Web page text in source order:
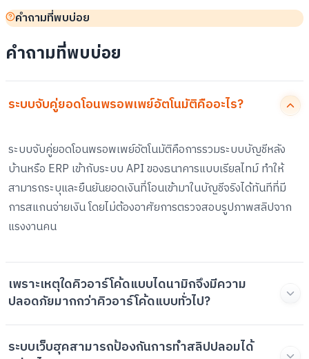
คำถามที่พบบ่อย
คำถามที่พบบ่อย
ระบบจับคู่ยอดโอนพรอพเพย์อัตโนมัติคืออะไร?
ระบบจับคู่ยอดโอนพรอพเพย์อัตโนมัติคือการรวมระบบบัญชีหลัง
บ้านหรือ ERP เข้ากับระบบ API ของธนาคารแบบเรียลไทม์ ทำให้
สามารถระบุและยืนยันยอดเงินที่โอนเข้ามาในบัญชีจริงได้ทันทีที่มี
การสแกนจ่ายเงิน โดยไม่ต้องอาศัยการตรวจสอบรูปภาพสลิปจาก
แรงงานคน
เพราะเหตุใดคิวอาร์โค้ดแบบไดนามิกจึงมีความ
ปลอดภัยมากกว่าคิวอาร์โค้ดแบบทั่วไป?
ระบบเว็บฮุคสามารถป้องกันการทำสลิปปลอมได้